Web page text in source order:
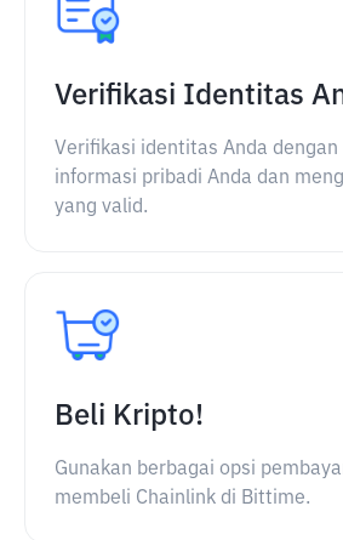
Verifikasi Identitas
Verifikasi identitas Anda dengan
informasi pribadi Anda dan
yang valid.
Beli Kripto!
Gunakan berbagai opsi
membeli Chainlink di Bittime.